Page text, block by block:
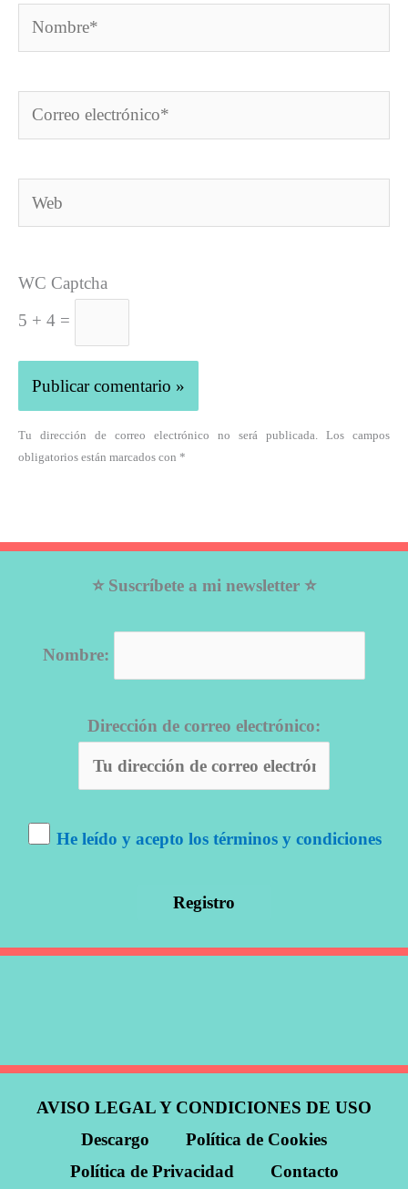
Nombre*
Correo
electrónico*
Web
WC Captcha
5 + 4 =
Tu dirección de correo electrónico no será publicada. Los campos
obligatorios están marcados con *
⭐ Suscríbete a mi newsletter ⭐
Nombre:
Dirección de correo electrónico:
He leído y acepto los términos y condiciones
AVISO LEGAL Y CONDICIONES DE USO
Descargo
Política de Cookies
Política de Privacidad
Contacto